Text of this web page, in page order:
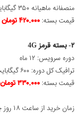
منصفانه ماهیانه ۳۵۰ گیگابایت ترافیک بین‌الملل)
قیمت بسته: ۴۲۰.۰۰۰ تومان
۲- بسته قرمز 4G
دوره سرویس: ۱۲ ماه
ترافیک کل دوره: ۶۰۰ گیگابایت ترافیک بین‌الملل
قیمت بسته: ۳۳۰.۰۰۰ تومان
زمان خرید از ساعت ۱۸ روز چهارشنبه ۲۸ آذر تا ساعت ۲۴ جمعه ۳۰ آذر